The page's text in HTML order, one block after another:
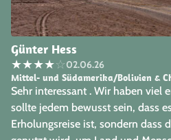
Günter Hess
★★★★☆02.06.26
Mittel- und Südamerika/Bolivien &
Sehr interessant . Wir haben viel
sollte jedem bewusst sein, dass
Erholungsreise ist, sondern dass